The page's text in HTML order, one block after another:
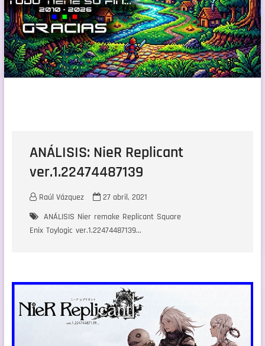
ANÁLISIS: NieR Replicant
ver.1.22474487139
Raúl Vázquez
27 abril, 2021
ANÁLISIS Nier remake Replicant Square
Enix Toylogic ver.1.22474487139...